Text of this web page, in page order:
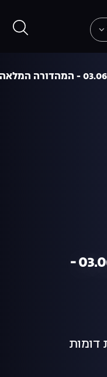
המהדורה המרכזית 03.06.26 -
דומות